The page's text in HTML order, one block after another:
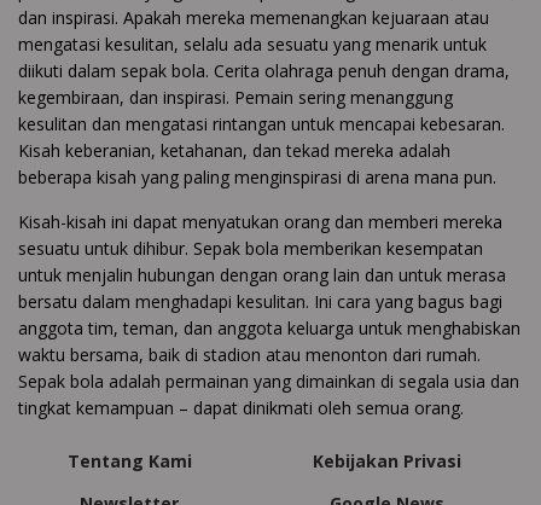
dan inspirasi. Apakah mereka memenangkan kejuaraan atau
mengatasi kesulitan, selalu ada sesuatu yang menarik untuk
diikuti dalam sepak bola. Cerita olahraga penuh dengan drama,
kegembiraan, dan inspirasi. Pemain sering menanggung
kesulitan dan mengatasi rintangan untuk mencapai kebesaran.
Kisah keberanian, ketahanan, dan tekad mereka adalah
beberapa kisah yang paling menginspirasi di arena mana pun.
Kisah-kisah ini dapat menyatukan orang dan memberi mereka
sesuatu untuk dihibur. Sepak bola memberikan kesempatan
untuk menjalin hubungan dengan orang lain dan untuk merasa
bersatu dalam menghadapi kesulitan. Ini cara yang bagus bagi
anggota tim, teman, dan anggota keluarga untuk menghabiskan
waktu bersama, baik di stadion atau menonton dari rumah.
Sepak bola adalah permainan yang dimainkan di segala usia dan
tingkat kemampuan – dapat dinikmati oleh semua orang.
Tentang Kami
Kebijakan Privasi